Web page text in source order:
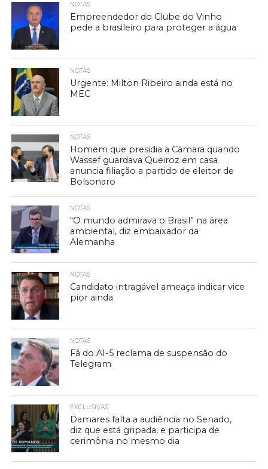
NOTAS
Empreendedor do Clube do Vinho
pede a brasileiro para proteger a água
NOTAS
Urgente: Milton Ribeiro ainda está no
MEC
NOTAS
Homem que presidia a Câmara quando
Wassef guardava Queiroz em casa
anuncia filiação a partido de eleitor de
Bolsonaro
NOTAS
“O mundo admirava o Brasil” na área
ambiental, diz embaixador da
Alemanha
NOTAS
Candidato intragável ameaça indicar vice
pior ainda
NOTAS
Fã do AI-5 reclama de suspensão do
Telegram
EXCLUSIVAS
Damares falta a audiência no Senado,
diz que está gripada, e participa de
cerimônia no mesmo dia